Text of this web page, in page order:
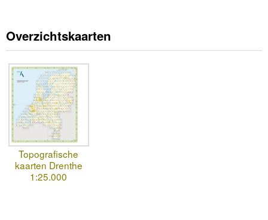
Overzichtskaarten
Topografische
kaarten Drenthe
1:25.000